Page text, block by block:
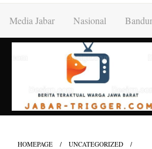
content
Media Jabar Nasional
HOMEPAGE UNCATEGORIZED